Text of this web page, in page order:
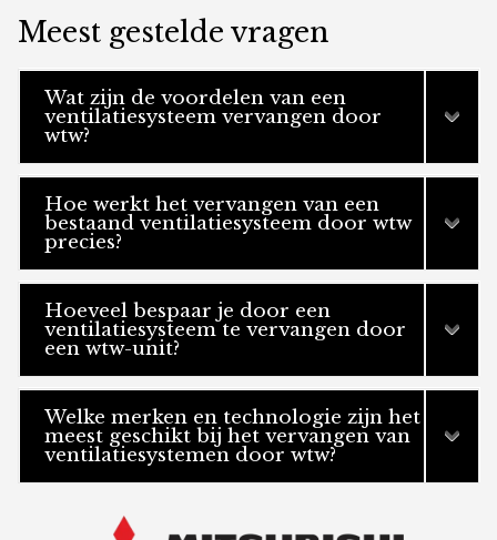
Meest gestelde vragen
Wat zijn de voordelen van een
ventilatiesysteem vervangen door
wtw?
Hoe werkt het vervangen van een
bestaand ventilatiesysteem door wtw
precies?
Hoeveel bespaar je door een
ventilatiesysteem te vervangen door
een wtw-unit?
Welke merken en technologie zijn het
meest geschikt bij het vervangen van
ventilatiesystemen door wtw?